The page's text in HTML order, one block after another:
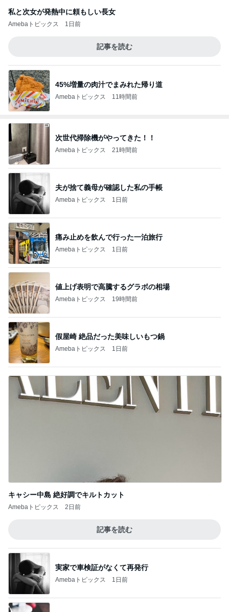
私と次女が発熱中に頼もしい長女
Amebaトピックス 1日前
記事を読む
45%増量の肉汁でまみれた帰り道
Amebaトピックス 11時間前
次世代掃除機がやってきた！！
Amebaトピックス 21時間前
夫が捨て義母が確認した私の手帳
Amebaトピックス 1日前
痛み止めを飲んで行った一泊旅行
Amebaトピックス 1日前
値上げ表明で高騰するグラボの相場
Amebaトピックス 19時間前
假屋崎 絶品だった美味しいもつ鍋
Amebaトピックス 1日前
キャシー中島 絶好調でキルトカット
Amebaトピックス 2日前
記事を読む
実家で車検証がなくて再発行
Amebaトピックス 1日前